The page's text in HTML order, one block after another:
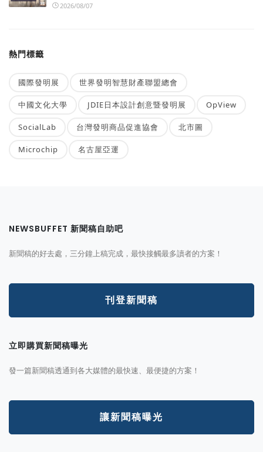
2026/08/07
熱門標籤
國際發明展 世界發明智慧財產聯盟總會
中國文化大學 JDIE日本設計創意暨發明展 OpView
SocialLab 台灣發明商品促進協會 北市圖
Microchip 名古屋亞運
NEWSBUFFET 新聞稿自助吧
新聞稿的好去處，三分鐘上稿完成，最快接觸最多讀者的方案！
刊登新聞稿
立即購買新聞稿曝光
發一篇新聞稿透通到各大媒體的最快速、最便捷的方案！
讓新聞稿曝光